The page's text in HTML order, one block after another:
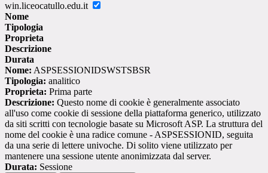
win.liceocatullo.edu.it
Nome
Tipologia
Proprieta
Descrizione
Durata
Nome: ASPSESSIONIDSWSTSBSR
Tipologia: analitico
Proprieta: Prima parte
Descrizione: Questo nome di cookie è generalmente associato
all'uso come cookie di sessione della piattaforma generico, utilizzato
da siti scritti con tecnologie basate su Microsoft ASP. La struttura del
nome del cookie è una radice comune - ASPSESSIONID, seguita
da una serie di lettere univoche. Di solito viene utilizzato per
mantenere una sessione utente anonimizzata dal server.
Durata: Sessione